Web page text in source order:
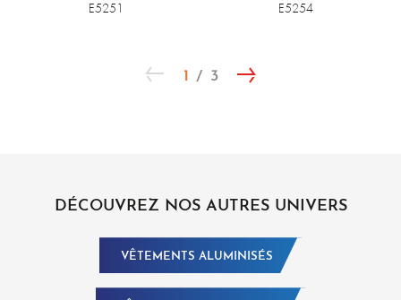
E5251 E5254
1 3
DÉCOUVREZ NOS AUTRES UNIVERS
VÊTEMENTS ALUMINISÉS